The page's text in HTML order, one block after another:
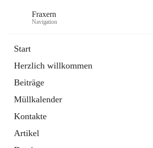
Fraxern
Navigation
Start
Herzlich willkommen
Beiträge
Müllkalender
Kontakte
Artikel
Ordner
in
Tab
Formulare
Artikel
öffnet
in
neuem
Tab